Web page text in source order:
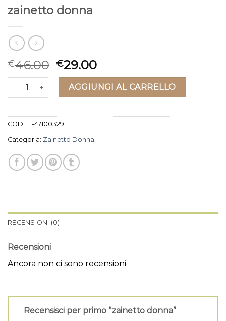
zainetto donna
€46.00 €29.00
zainetto donna quantitàAGGIUNGI AL CARRELLO
COD: EI-47100329
Categoria: Zainetto Donna
RECENSIONI (0)
Recensioni
Ancora non ci sono recensioni.
Recensisci per primo “zainetto donna”